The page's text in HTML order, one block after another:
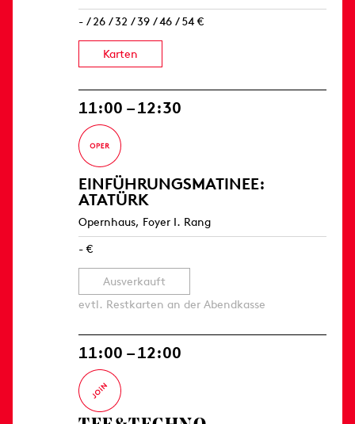
- / 26 / 32 / 39 / 46 / 54 €
Karten
11:00 – 12:30
EINFÜHRUNGS­MATINEE:
ATATÜRK
Opernhaus, Foyer I. Rang
- €
Ausverkauft
evtl. Restkarten an der Abendkasse
11:00 – 12:00